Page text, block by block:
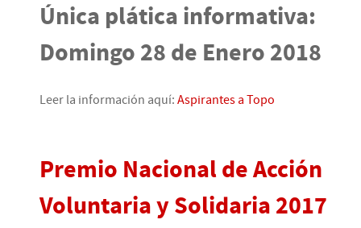
Única plática informativa:
Domingo 28 de Enero 2018
Leer la información aquí: Aspirantes a Topo
Premio Nacional de Acción
Voluntaria y Solidaria 2017